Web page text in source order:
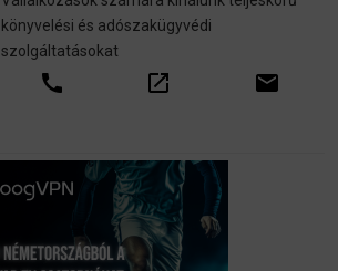
könyvelési és adószakügyvédi
szolgáltatásokat
call open_in_new email